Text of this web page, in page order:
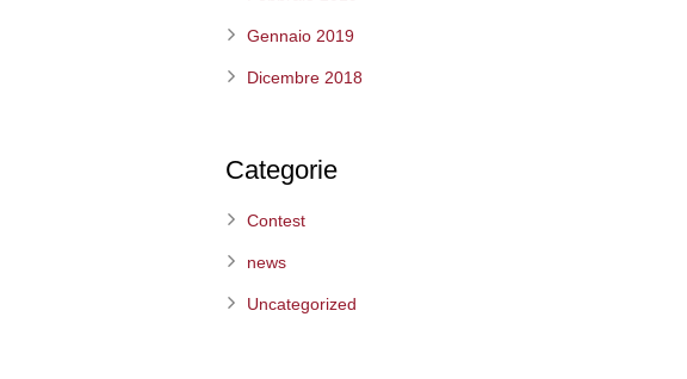
Gennaio 2019
Dicembre 2018
Categorie
Contest
news
Uncategorized